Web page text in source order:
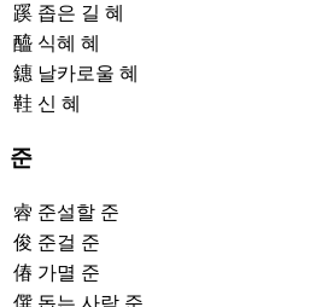
蹊 좁은 길 혜
醯 식혜 혜
鏸 날카로울 혜
鞋 신 혜
준
䜭 준설할 준
俊 준걸 준
偆 가멸 준
僎 돕는 사람 준